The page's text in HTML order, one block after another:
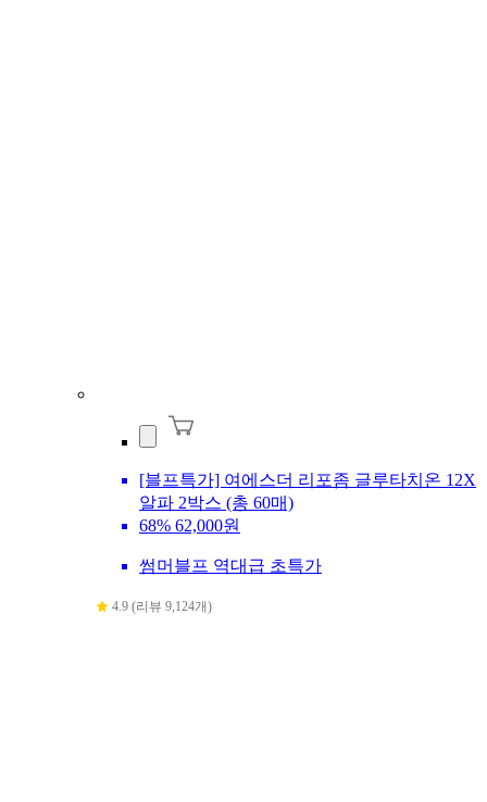
[블프특가] 여에스더 리포좀 글루타치온 12X
알파 2박스 (총 60매)
68% 62,000원
썸머블프 역대급 초특가
4.9 (리뷰 9,124개)